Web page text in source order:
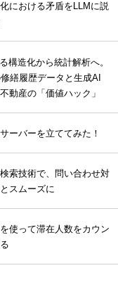
における矛盾をLLMに説
構造化から統計解析へ。
繕履歴データと生成AI
動産の「価値ハック」
ーバーを立ててみた！
索技術で、問い合わせ対
スムーズに
使って滞在人数をカウン